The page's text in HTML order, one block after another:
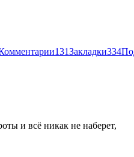
131Закладки334
и всё никак не наберет,